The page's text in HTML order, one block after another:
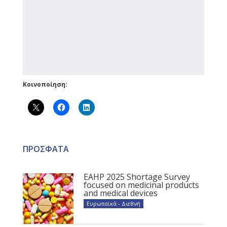
Κοινοποίηση:
ΠΡΟΣΦΑΤΑ
EAHP 2025 Shortage Survey
focused on medicinal products
and medical devices
Ευρωπαϊκά - Διεθνή